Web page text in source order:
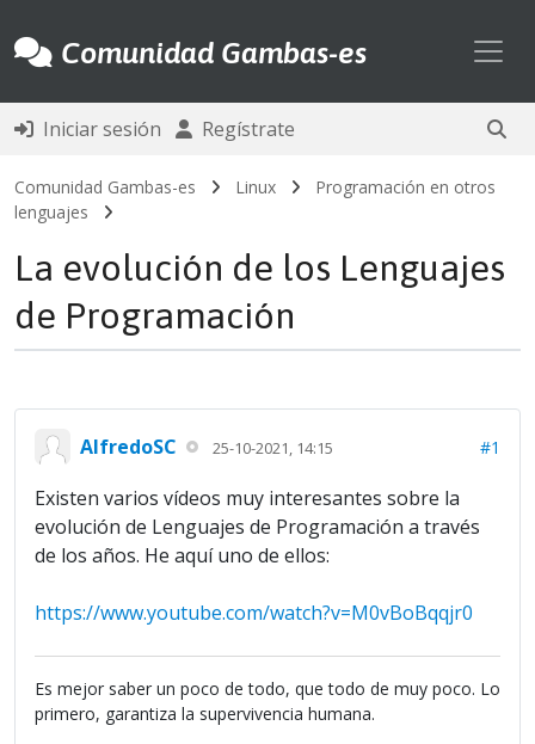
Comunidad Gambas-es
Iniciar sesión Regístrate
Comunidad Gambas-es Linux
Programación en otros
lenguajes
La evolución de los Lenguajes
de Programación
AlfredoSC 25-10-2021, 14:15 #1
Existen varios vídeos muy interesantes sobre la
evolución de Lenguajes de Programación a través
de los años. He aquí uno de ellos:
https://www.youtube.com/watch?v=M0vBoBqqjr0
Es mejor saber un poco de todo, que todo de muy poco. Lo
primero, garantiza la supervivencia humana.